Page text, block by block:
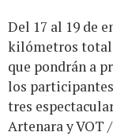
Del 17 al 19 de
kilómetros
que pondrán a
los
tres
Artenara y VOT